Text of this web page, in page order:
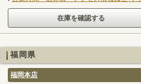
福岡県
福岡本店